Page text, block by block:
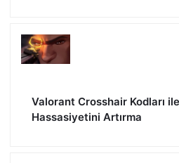
Valorant Crosshair Kodları
Hassasiyetini Artırma